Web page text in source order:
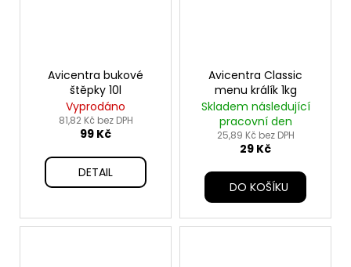
Avicentra bukové
štěpky 10l
Vyprodáno
81,82 Kč bez DPH
99 Kč
DETAIL
Avicentra Classic
menu králík 1kg
Skladem následující
pracovní den
25,89 Kč bez DPH
29 Kč
DO KOŠÍKU